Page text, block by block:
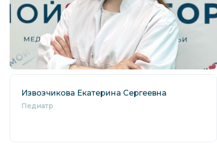
Извозчикова Екатерина Сергеевна
Педиатр